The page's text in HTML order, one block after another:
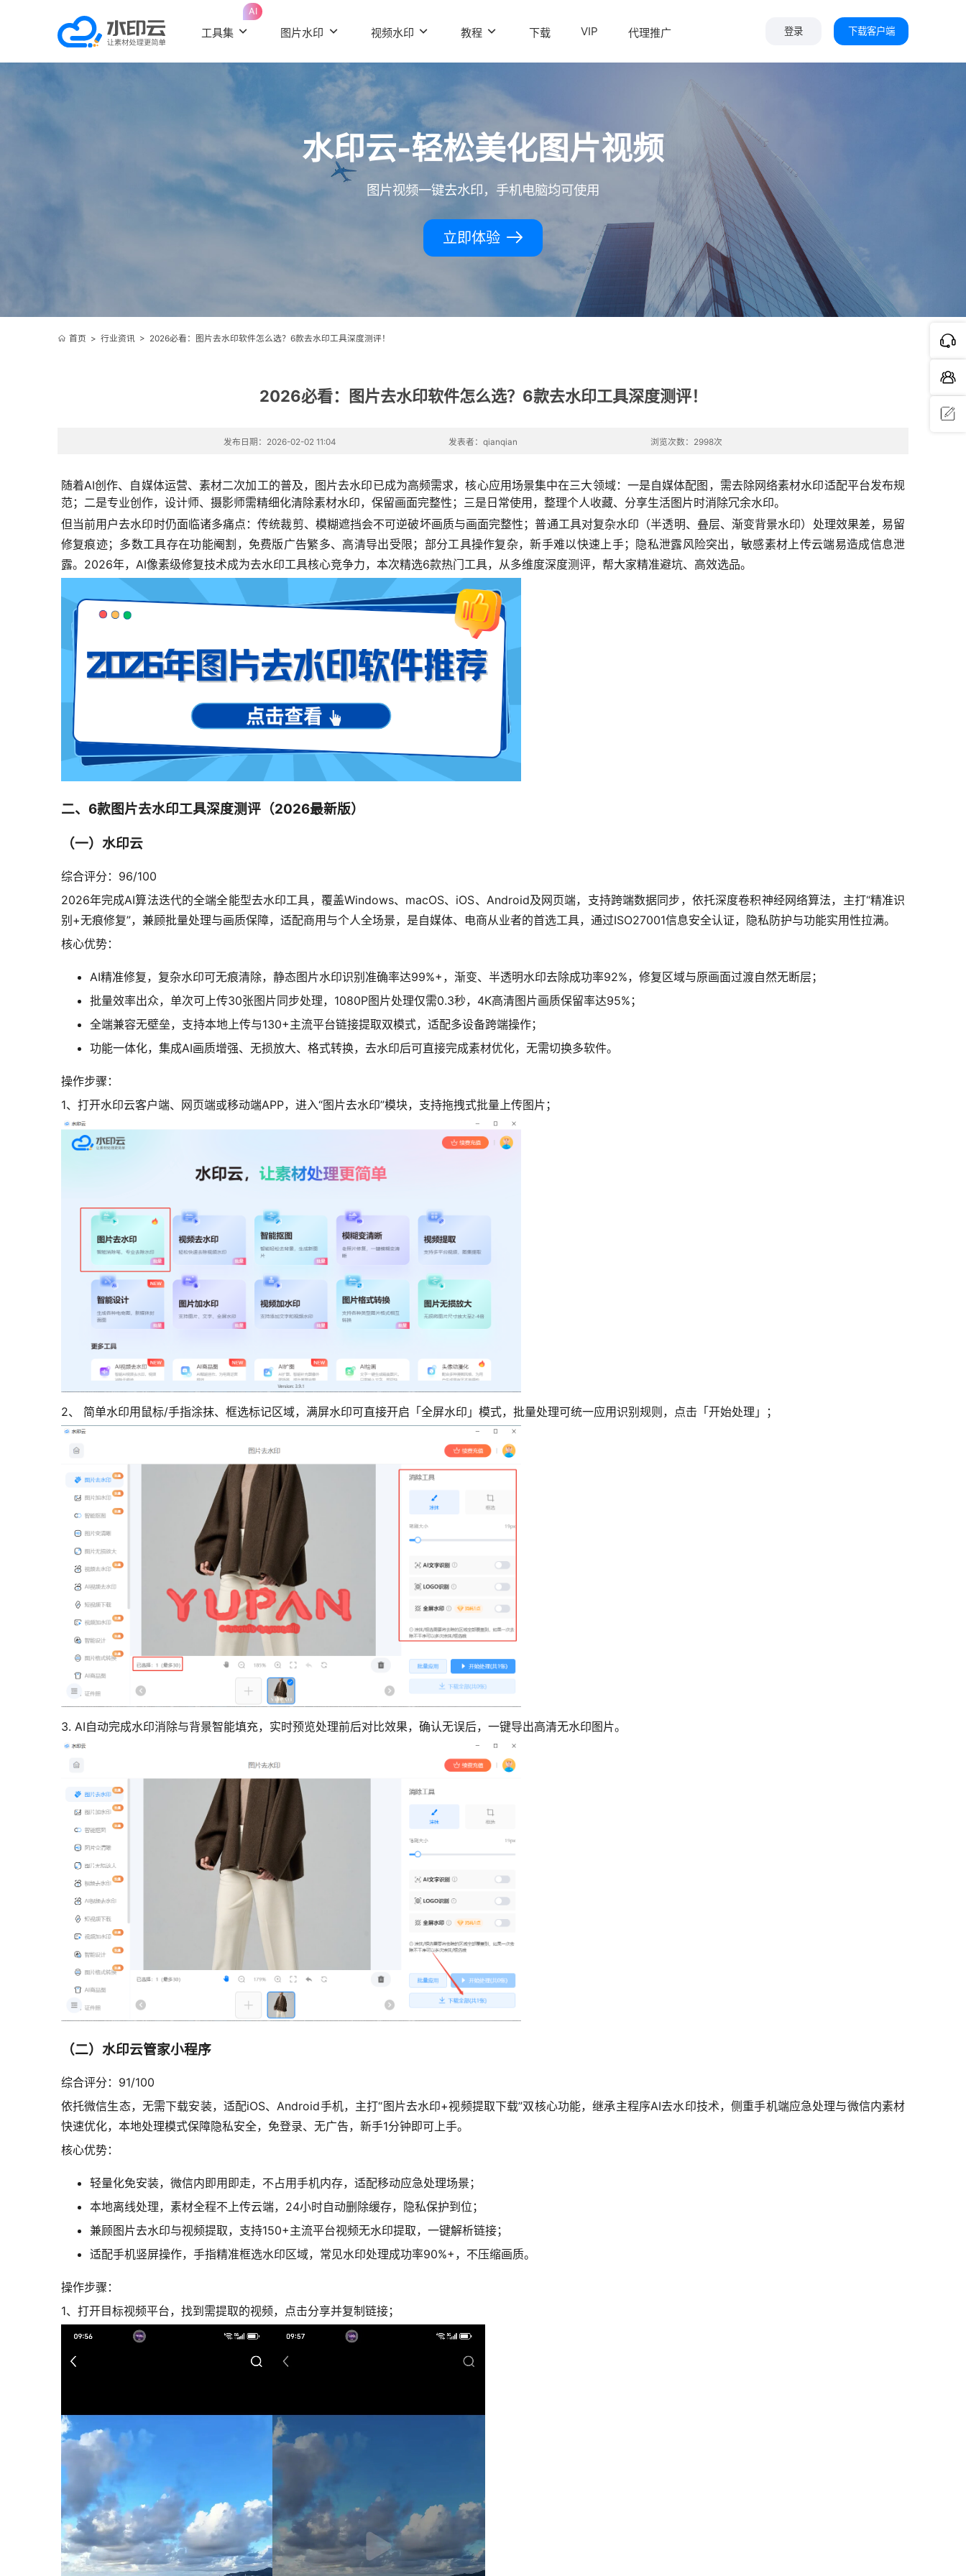
工具集
AI
图片水印 视频水印 教程 下载 VIP 代理推广 登录 下载客户端
水印云-轻松美化图片视频
图片视频一键去水印，手机电脑均可使用
立即体验
首页 > 行业资讯> 2026必看：图片去水印软件怎么选？6款去水印工具深度测评！
2026必看：图片去水印软件怎么选？6款去水印工具深度测评！
发布日期：2026-02-02 11:04 发表者：qianqian 浏览次数：2998次
随着AI创作、自媒体运营、素材二次加工的普及，图片去水印已成为高频需求，核心应用场景集中在三大领域：一是自媒体配图，需去除网络素材水印适配平台发布规
范；二是专业创作，设计师、摄影师需精细化清除素材水印，保留画面完整性；三是日常使用，整理个人收藏、分享生活图片时消除冗余水印。
但当前用户去水印时仍面临诸多痛点：传统裁剪、模糊遮挡会不可逆破坏画质与画面完整性；普通工具对复杂水印（半透明、叠层、渐变背景水印）处理效果差，易留
修复痕迹；多数工具存在功能阉割，免费版广告繁多、高清导出受限；部分工具操作复杂，新手难以快速上手；隐私泄露风险突出，敏感素材上传云端易造成信息泄
露。2026年，AI像素级修复技术成为去水印工具核心竞争力，本次精选6款热门工具，从多维度深度测评，帮大家精准避坑、高效选品。
二、6款图片去水印工具深度测评（2026最新版）
（一）水印云
综合评分：96/100
2026年完成AI算法迭代的全端全能型去水印工具，覆盖Windows、macOS、iOS、Android及网页端，支持跨端数据同步，依托深度卷积神经网络算法，主打“精准识
别+无痕修复”，兼顾批量处理与画质保障，适配商用与个人全场景，是自媒体、电商从业者的首选工具，通过ISO27001信息安全认证，隐私防护与功能实用性拉满。
核心优势：
AI精准修复，复杂水印可无痕清除，静态图片水印识别准确率达99%+，渐变、半透明水印去除成功率92%，修复区域与原画面过渡自然无断层；
批量效率出众，单次可上传30张图片同步处理，1080P图片处理仅需0.3秒，4K高清图片画质保留率达95%；
全端兼容无壁垒，支持本地上传与130+主流平台链接提取双模式，适配多设备跨端操作；
功能一体化，集成AI画质增强、无损放大、格式转换，去水印后可直接完成素材优化，无需切换多软件。
操作步骤：
1、打开水印云客户端、网页端或移动端APP，进入“图片去水印”模块，支持拖拽式批量上传图片；
2、 简单水印用鼠标/手指涂抹、框选标记区域，满屏水印可直接开启「全屏水印」模式，批量处理可统一应用识别规则，点击「开始处理」；
3. AI自动完成水印消除与背景智能填充，实时预览处理前后对比效果，确认无误后，一键导出高清无水印图片。
（二）水印云管家小程序
综合评分：91/100
依托微信生态，无需下载安装，适配iOS、Android手机，主打“图片去水印+视频提取下载”双核心功能，继承主程序AI去水印技术，侧重手机端应急处理与微信内素材
快速优化，本地处理模式保障隐私安全，免登录、无广告，新手1分钟即可上手。
核心优势：
轻量化免安装，微信内即用即走，不占用手机内存，适配移动应急处理场景；
本地离线处理，素材全程不上传云端，24小时自动删除缓存，隐私保护到位；
兼顾图片去水印与视频提取，支持150+主流平台视频无水印提取，一键解析链接；
适配手机竖屏操作，手指精准框选水印区域，常见水印处理成功率90%+，不压缩画质。
操作步骤：
1、打开目标视频平台，找到需提取的视频，点击分享并复制链接；